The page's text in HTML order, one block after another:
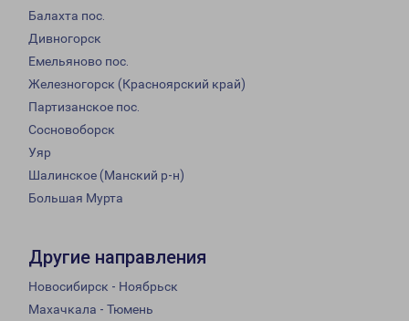
Балахта пос.
Дивногорск
Емельяново пос.
Железногорск (Красноярский край)
Партизанское пос.
Сосновоборск
Уяр
Шалинское (Манский р-н)
Большая Мурта
Другие направления
Новосибирск - Ноябрьск
Махачкала - Тюмень